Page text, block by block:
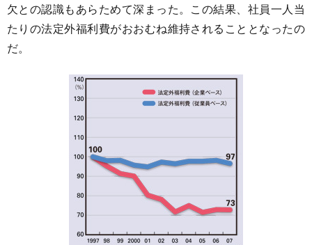
欠との認識もあらためて深まった。この結果、社員一人当
たりの法定外福利費がおおむね維持されることとなったの
だ。